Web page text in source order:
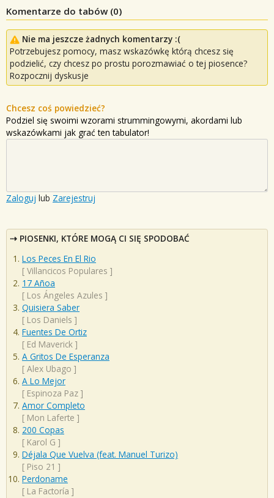
Komentarze do tabów (0)
Nie ma jeszcze żadnych komentarzy :(
Potrzebujesz pomocy, masz wskazówkę którą chcesz się
podzielić, czy chcesz po prostu porozmawiać o tej piosence?
Rozpocznij dyskusje
Chcesz coś powiedzieć?
Podziel się swoimi wzorami strummingowymi, akordami lub
wskazówkami jak grać ten tabulator!
Zaloguj lub Zarejestruj
PIOSENKI, KTÓRE MOGĄ CI SIĘ SPODOBAĆ
Los Peces En El Rio
[ Villancicos Populares ]
17 Añoa
[ Los Ángeles Azules ]
Quisiera Saber
[ Los Daniels ]
Fuentes De Ortiz
[ Ed Maverick ]
A Gritos De Esperanza
[ Alex Ubago ]
A Lo Mejor
[ Espinoza Paz ]
Amor Completo
[ Mon Laferte ]
200 Copas
[ Karol G ]
Déjala Que Vuelva (feat. Manuel Turizo)
[ Piso 21 ]
Perdoname
[ La Factoría ]